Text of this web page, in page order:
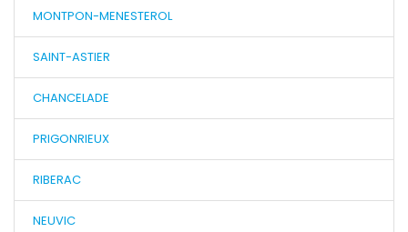
MONTPON-MENESTEROL
SAINT-ASTIER
CHANCELADE
PRIGONRIEUX
RIBERAC
NEUVIC